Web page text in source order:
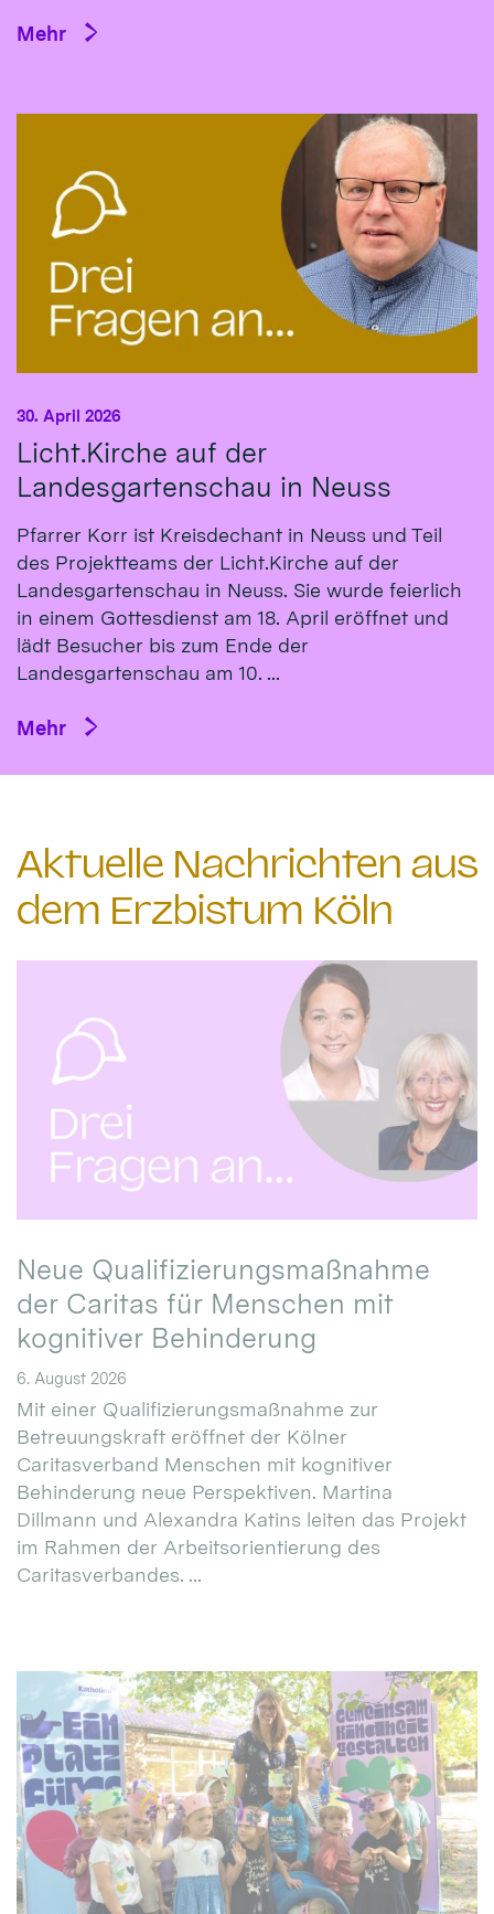
Mehr
Licht.Kirche auf der
Landesgartenschau in Neuss
30. April 2026
Pfarrer Korr ist Kreisdechant in Neuss und Teil
des Projektteams der Licht.Kirche auf der
Landesgartenschau in Neuss. Sie wurde feierlich
in einem Gottesdienst am 18. April eröffnet und
lädt Besucher bis zum Ende der
Landesgartenschau am 10. ...
Mehr
Aktuelle Nachrichten aus
dem Erzbistum Köln
Neue Qualifizierungsmaßnahme
der Caritas für Menschen mit
kognitiver Behinderung
6. August 2026
Mit einer Qualifizierungsmaßnahme zur
Betreuungskraft eröffnet der Kölner
Caritasverband Menschen mit kognitiver
Behinderung neue Perspektiven. Martina
Dillmann und Alexandra Katins leiten das Projekt
im Rahmen der Arbeitsorientierung des
Caritasverbandes. ...